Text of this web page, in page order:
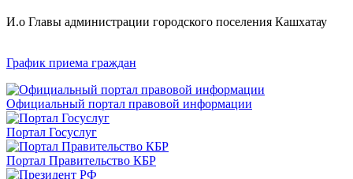
И.о Главы администрации городского поселения Кашхатау
График приема граждан
Официальный портал правовой информации
Портал Госуслуг
Портал Правительство КБР